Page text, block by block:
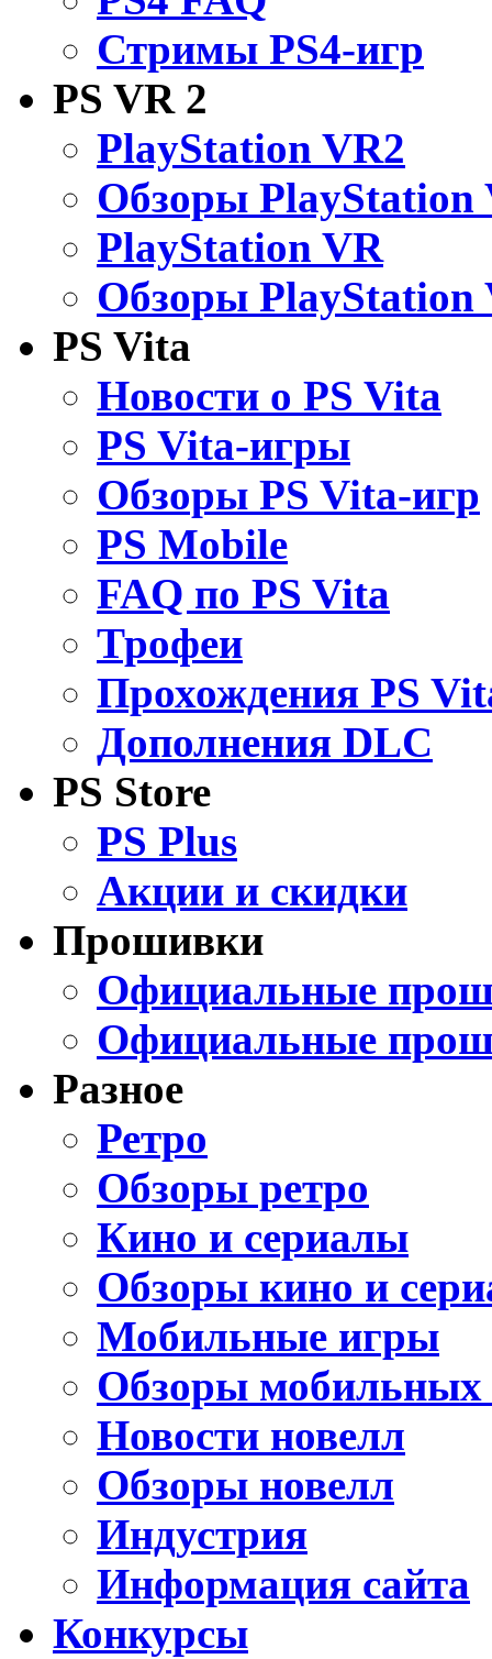
Стримы PS4-игр
PS VR 2
PlayStation VR2
Обзоры PlayStation
PlayStation VR
Обзоры PlayStation
PS Vita
Новости о PS Vita
PS Vita-игры
Обзоры PS Vita-игр
PS Mobile
FAQ по PS Vita
Трофеи
Прохождения PS
Дополнения DLC
PS Store
PS Plus
Акции и скидки
Прошивки
Официальные
Официальные
Разное
Ретро
Обзоры ретро
Кино и сериалы
Обзоры кино и
Мобильные игры
Обзоры мобильных
Новости новелл
Обзоры новелл
Индустрия
Информация сайта
Конкурсы